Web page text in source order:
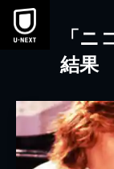
本文へスキップ
「
結果